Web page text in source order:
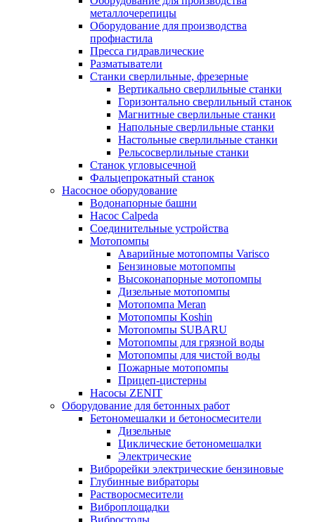
металлочерепицы
Оборудование для производства
профнастила
Пресса гидравлические
Разматыватели
Станки сверлильные, фрезерные
Вертикально сверлильные станки
Горизонтально сверлильный станок
Магнитные сверлильные станки
Напольные сверлильные станки
Настольные сверлильные станки
Рельсосверлильные станки
Станок угловысечной
Фальцепрокатный станок
Насосное оборудование
Водонапорные башни
Насос Calpeda
Соединительные устройства
Мотопомпы
Аварийные мотопомпы Varisco
Бензиновые мотопомпы
Высоконапорные мотопомпы
Дизельные мотопомпы
Мотопомпа Meran
Мотопомпы Koshin
Мотопомпы SUBARU
Мотопомпы для грязной воды
Мотопомпы для чистой воды
Пожарные мотопомпы
Прицеп-цистерны
Насосы ZENIT
Оборудование для бетонных работ
Бетономешалки и бетоносмесители
Дизельные
Циклические бетономешалки
Электрические
Виброрейки электрические бензиновые
Глубинные вибраторы
Растворосмесители
Виброплощадки
Вибростолы